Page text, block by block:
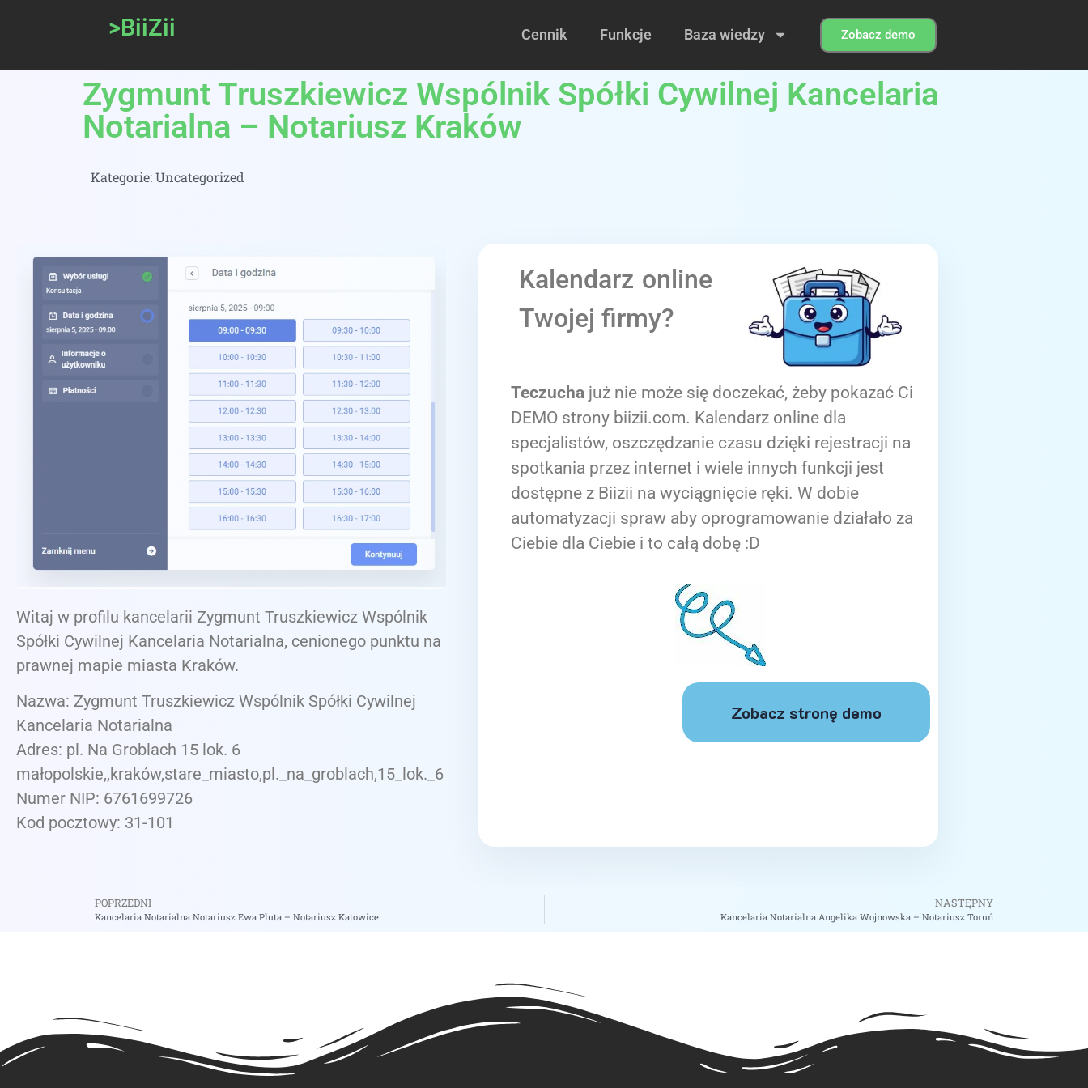
>BiiZii Cennik Funkcje Baza wiedzy Zobacz demo
Zygmunt Truszkiewicz Wspólnik Spółki Cywilnej Kancelaria
Notarialna – Notariusz Kraków
Kategorie:Uncategorized
Witaj w profilu kancelarii Zygmunt Truszkiewicz Wspólnik
Spółki Cywilnej Kancelaria Notarialna, cenionego punktu na
prawnej mapie miasta Kraków.
Nazwa: Zygmunt Truszkiewicz Wspólnik Spółki Cywilnej
Kancelaria Notarialna
Adres: pl. Na Groblach 15 lok. 6
małopolskie,,kraków,stare_miasto,pl._na_groblach,15_lok._6
Numer NIP: 6761699726
Kod pocztowy: 31-101
Kalendarz online
Twojej firmy?
Teczucha już nie może się doczekać, żeby pokazać Ci
DEMO strony biizii.com. Kalendarz online dla
specjalistów, oszczędzanie czasu dzięki rejestracji na
spotkania przez internet i wiele innych funkcji jest
dostępne z Biizii na wyciągnięcie ręki. W dobie
automatyzacji spraw aby oprogramowanie działało za
Ciebie dla Ciebie i to całą dobę :D
Zobacz stronę demo
POPRZEDNI
Kancelaria Notarialna Notariusz Ewa Pluta – Notariusz Katowice
NASTĘPNY
Kancelaria Notarialna Angelika Wojnowska – Notariusz Toruń